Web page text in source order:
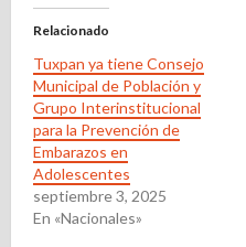
Relacionado
Tuxpan ya tiene Consejo
Municipal de Población y
Grupo Interinstitucional
para la Prevención de
Embarazos en
Adolescentes
septiembre 3, 2025
En «Nacionales»